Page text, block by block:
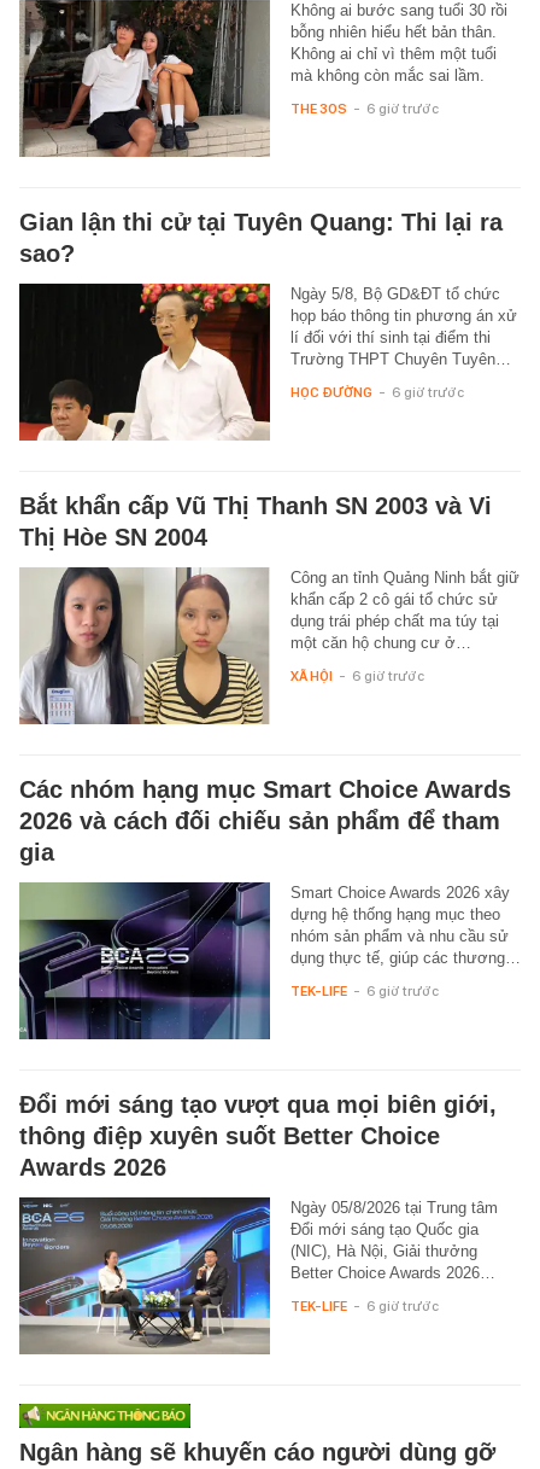
Không ai bước sang tuổi 30 rồi
bỗng nhiên hiểu hết bản thân.
Không ai chỉ vì thêm một tuổi
mà không còn mắc sai lầm.
THE 30S - 6 giờ trước
Gian lận thi cử tại Tuyên Quang: Thi lại ra
sao?
Ngày 5/8, Bộ GD&ĐT tổ chức
họp báo thông tin phương án xử
lí đối với thí sinh tại điểm thi
Trường THPT Chuyên Tuyên…
HỌC ĐƯỜNG - 6 giờ trước
Bắt khẩn cấp Vũ Thị Thanh SN 2003 và Vi
Thị Hòe SN 2004
Công an tỉnh Quảng Ninh bắt giữ
khẩn cấp 2 cô gái tổ chức sử
dụng trái phép chất ma túy tại
một căn hộ chung cư ở…
XÃ HỘI - 6 giờ trước
Các nhóm hạng mục Smart Choice Awards
2026 và cách đối chiếu sản phẩm để tham
gia
Smart Choice Awards 2026 xây
dựng hệ thống hạng mục theo
nhóm sản phẩm và nhu cầu sử
dụng thực tế, giúp các thương…
TEK-LIFE - 6 giờ trước
Đổi mới sáng tạo vượt qua mọi biên giới,
thông điệp xuyên suốt Better Choice
Awards 2026
Ngày 05/8/2026 tại Trung tâm
Đổi mới sáng tạo Quốc gia
(NIC), Hà Nội, Giải thưởng
Better Choice Awards 2026…
TEK-LIFE - 6 giờ trước
Ngân hàng sẽ khuyến cáo người dùng gỡ